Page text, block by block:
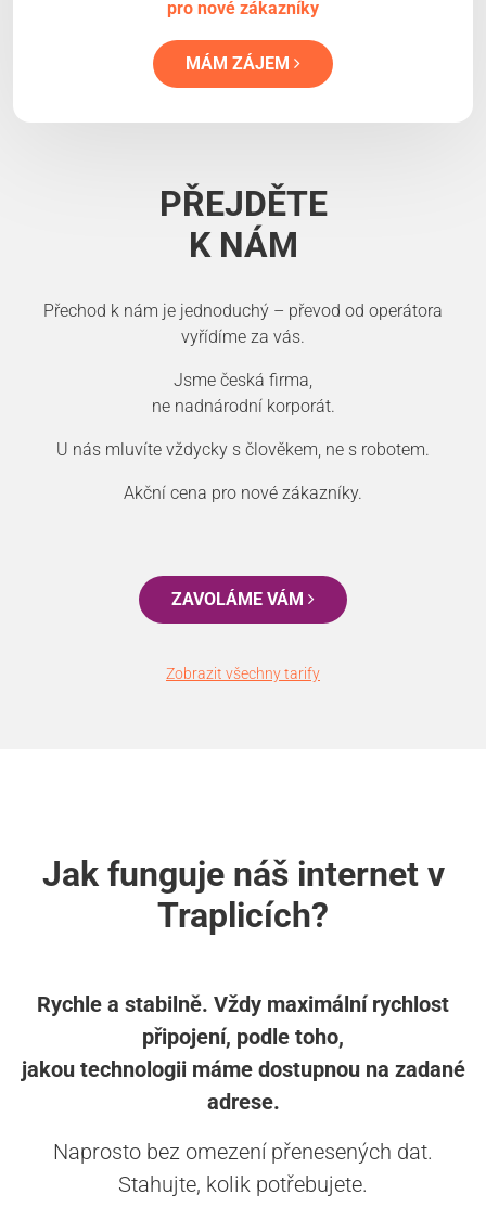
pro nové zákazníky
MÁM ZÁJEM
PŘEJDĚTE
K NÁM
Přechod k nám je jednoduchý – převod od operátora
vyřídíme za vás.
Jsme česká firma,
ne nadnárodní korporát.
U nás mluvíte vždycky s člověkem, ne s robotem.
Akční cena pro nové zákazníky.
ZAVOLÁME VÁM
Zobrazit všechny tarify
Jak funguje náš internet v
Traplicích?
Rychle a stabilně. Vždy maximální rychlost
připojení, podle toho,
jakou technologii máme dostupnou na zadané
adrese.
Naprosto bez omezení přenesených dat.
Stahujte, kolik potřebujete.